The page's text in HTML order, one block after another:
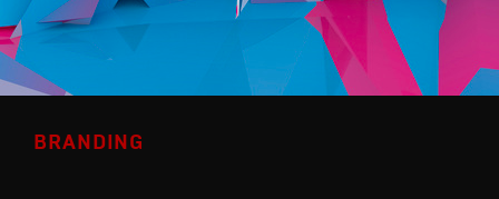
BRANDING